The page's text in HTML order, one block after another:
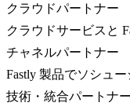
クラウドパートナー
クラウドサービスと
チャネルパートナー
Fastly 製品でソシュ
技術・統合パートナー